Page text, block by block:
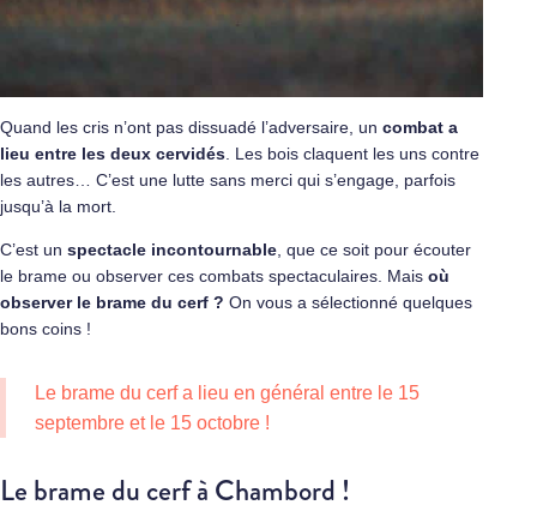
Quand les cris n’ont pas dissuadé l’adversaire, un combat a
lieu entre les deux cervidés . Les bois claquent les uns contre
les autres… C’est une lutte sans merci qui s’engage, parfois
jusqu’à la mort.
C’est un spectacle incontournable , que ce soit pour écouter
le brame ou observer ces combats spectaculaires. Mais où
observer le brame du cerf ? On vous a sélectionné quelques
bons coins !
Le brame du cerf a lieu en général entre le 15
septembre et le 15 octobre !
Le brame du cerf à Chambord !